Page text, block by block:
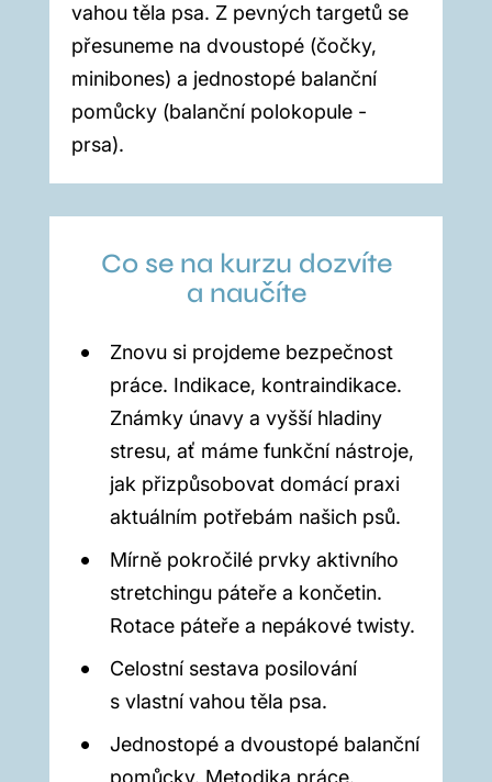
vahou těla psa. Z pevných targetů se
přesuneme na dvoustopé (čočky,
minibones) a jednostopé balanční
pomůcky (balanční polokopule -
prsa).
Co se na kurzu dozvíte
a naučíte
Znovu si projdeme bezpečnost
práce. Indikace, kontraindikace.
Známky únavy a vyšší hladiny
stresu, ať máme funkční nástroje,
jak přizpůsobovat domácí praxi
aktuálním potřebám našich psů.
Mírně pokročilé prvky aktivního
stretchingu páteře a končetin.
Rotace páteře a nepákové twisty.
Celostní sestava posilování
s vlastní vahou těla psa.
Jednostopé a dvoustopé balanční
pomůcky. Metodika práce.